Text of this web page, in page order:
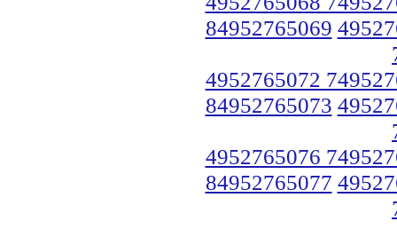
84952765069
4952765072
84952765073
4952765076
84952765077